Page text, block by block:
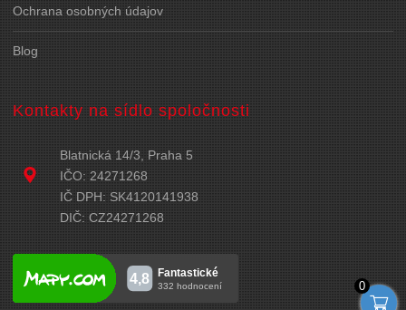
Ochrana osobných údajov
Blog
Kontakty na sídlo spoločnosti
Blatnická 14/3, Praha 5
IČO: 24271268
IČ DPH: SK4120141938
DIČ: CZ24271268
0